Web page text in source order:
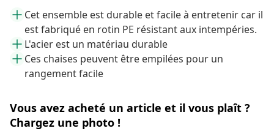
Cet ensemble est durable et facile à entretenir car il
est fabriqué en rotin PE résistant aux intempéries.
L'acier est un matériau durable
Ces chaises peuvent être empilées pour un
rangement facile
Vous avez acheté un article et il vous plaît ?
Chargez une photo !